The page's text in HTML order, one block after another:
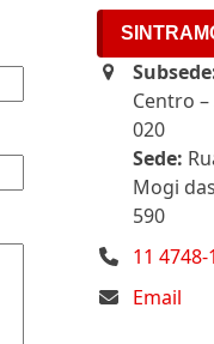
Centro –
020
Sede:
Mogi
590
11 4748-
Email